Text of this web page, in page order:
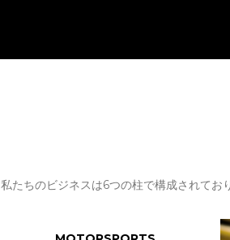
私たちのビジネスは6つの柱で構成されてお